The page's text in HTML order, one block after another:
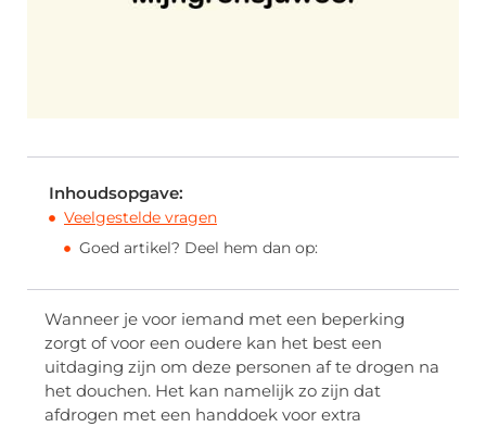
Inhoudsopgave:
Veelgestelde vragen
Goed artikel? Deel hem dan op:
Wanneer je voor iemand met een beperking
zorgt of voor een oudere kan het best een
uitdaging zijn om deze personen af te drogen na
het douchen. Het kan namelijk zo zijn dat
afdrogen met een handdoek voor extra